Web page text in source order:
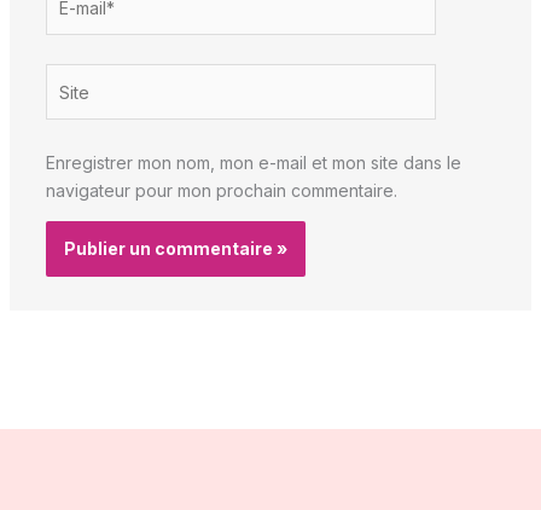
mail*
Enregistrer mon nom, mon e-mail et mon site dans le
navigateur pour mon prochain commentaire.